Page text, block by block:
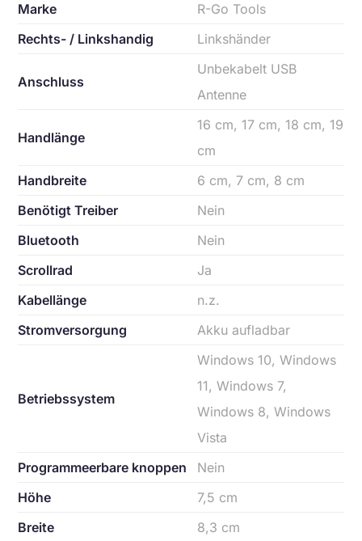
Marke
R-Go Tools
Rechts- / Linkshandig
Linkshänder
Anschluss
Unbekabelt USB
Antenne
Handlänge
16 cm, 17 cm, 18 cm, 19
cm
Handbreite
6 cm, 7 cm, 8 cm
Benötigt Treiber
Nein
Bluetooth
Nein
Scrollrad
Ja
Kabellänge
n.z.
Stromversorgung
Akku aufladbar
Betriebssystem
Windows 10, Windows
11, Windows 7,
Windows 8, Windows
Vista
Programmeerbare knoppen
Nein
Höhe
7,5 cm
Breite
8,3 cm